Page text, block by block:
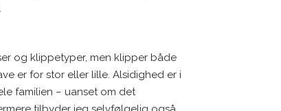
og klippetyper, men klipper både
er for stor eller lille. Alsidighed er i
familien – uanset om det